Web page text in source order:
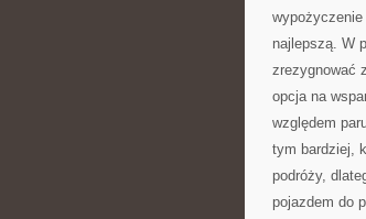
najlepszą. W
zrezygnować
opcja na
względem
tym bardziej,
podróży,
pojazdem do